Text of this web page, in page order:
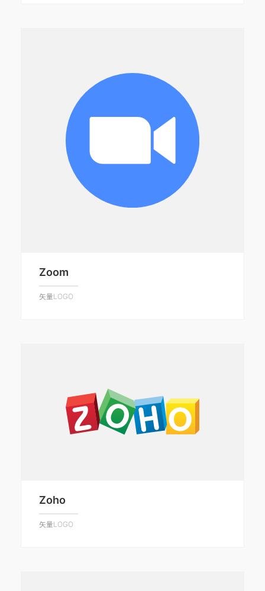
Zoom
矢量LOGO
Zoho
矢量LOGO